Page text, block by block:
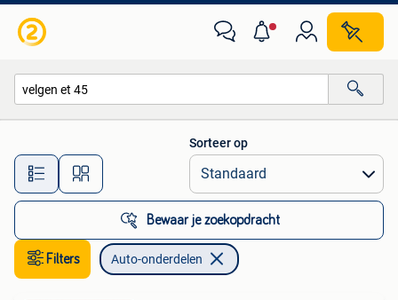
Alle afstanden…
Sorteer op
Bewaar je zoekopdracht
Filters Auto-onderdelen